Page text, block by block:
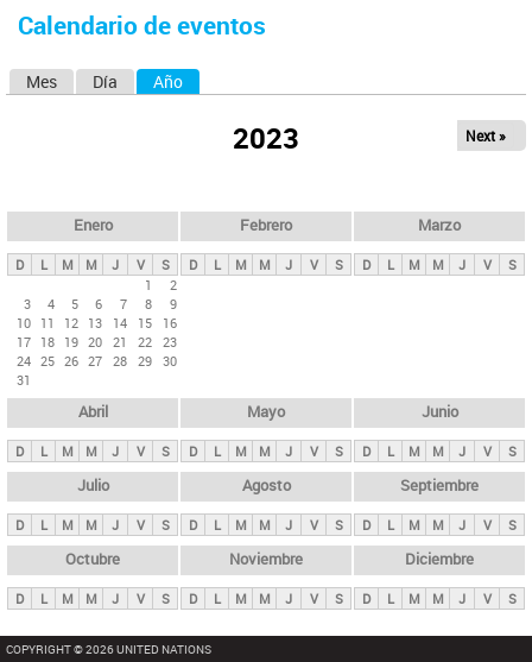
d
usted
Calendario de eventos
s
p
n
c
i
p
l
e
s
Mes Día Año
2023 Next »
Enero
D L M M J V
S
1
2
3
4 5 6 7 8
9
10 11 12 13 14 15
16
17 18 19 20 21 22 23
24 25 26 27 28 29 30
31
Febrero
D L M M J V S
Marzo
D L M M J V S
Abril
D L M M J V S
Mayo
D L M M J V S
Junio
D L M M J V S
Julio
D L M M J V S
Agosto
D L M M J V S
Septiembre
D L M M J V S
Octubre
D L M M J V S
Noviembre
D L M M J V S
Diciembre
D L M M J V S
COPYRIGHT © 2026 UNITED NATIONS